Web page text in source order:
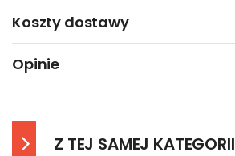
Koszty dostawy
Opinie
Z TEJ SAMEJ KATEGORII